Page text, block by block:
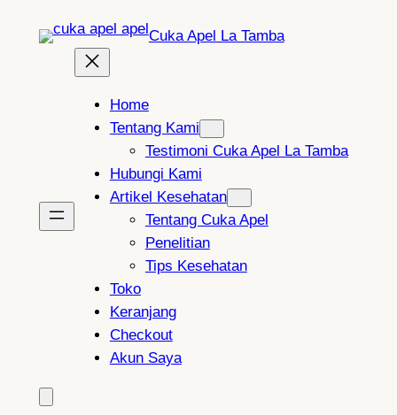
Cuka Apel La Tamba
Home
Tentang Kami
Testimoni Cuka Apel La Tamba
Hubungi Kami
Artikel Kesehatan
Tentang Cuka Apel
Penelitian
Tips Kesehatan
Toko
Keranjang
Checkout
Akun Saya